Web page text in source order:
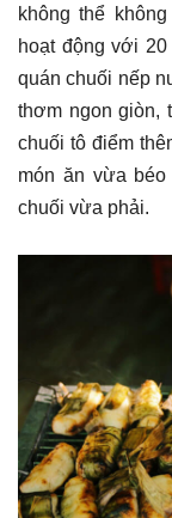
không thể
hoạt động với
quán chuối nếp
thơm ngon giòn,
chuối tô điểm
món ăn vừa
chuối vừa phải.